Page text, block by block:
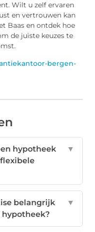
Wilt u zelf ervaren
en vertrouwen kan
Baas en ontdek hoe
de juiste keuzes te
bergen-
hypotheek
▼
belangrijk
hypotheek?
▼